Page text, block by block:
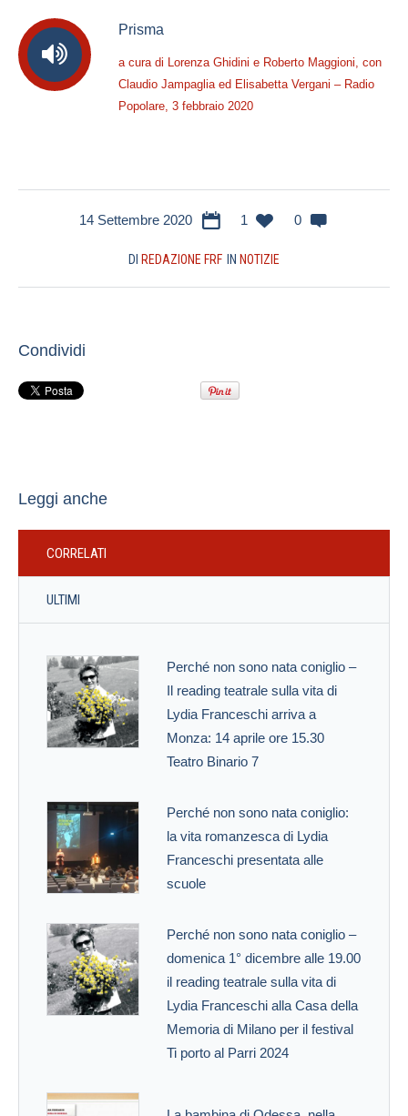
Prisma
a cura di Lorenza Ghidini e Roberto Maggioni, con
Claudio Jampaglia ed Elisabetta Vergani – Radio
Popolare, 3 febbraio 2020
14 Settembre 2020 1 0
DI REDAZIONE FRF IN NOTIZIE
Condividi
Leggi anche
CORRELATI
ULTIMI
Perché non sono nata coniglio –
Il reading teatrale sulla vita di
Lydia Franceschi arriva a
Monza: 14 aprile ore 15.30
Teatro Binario 7
Perché non sono nata coniglio:
la vita romanzesca di Lydia
Franceschi presentata alle
scuole
Perché non sono nata coniglio –
domenica 1° dicembre alle 19.00
il reading teatrale sulla vita di
Lydia Franceschi alla Casa della
Memoria di Milano per il festival
Ti porto al Parri 2024